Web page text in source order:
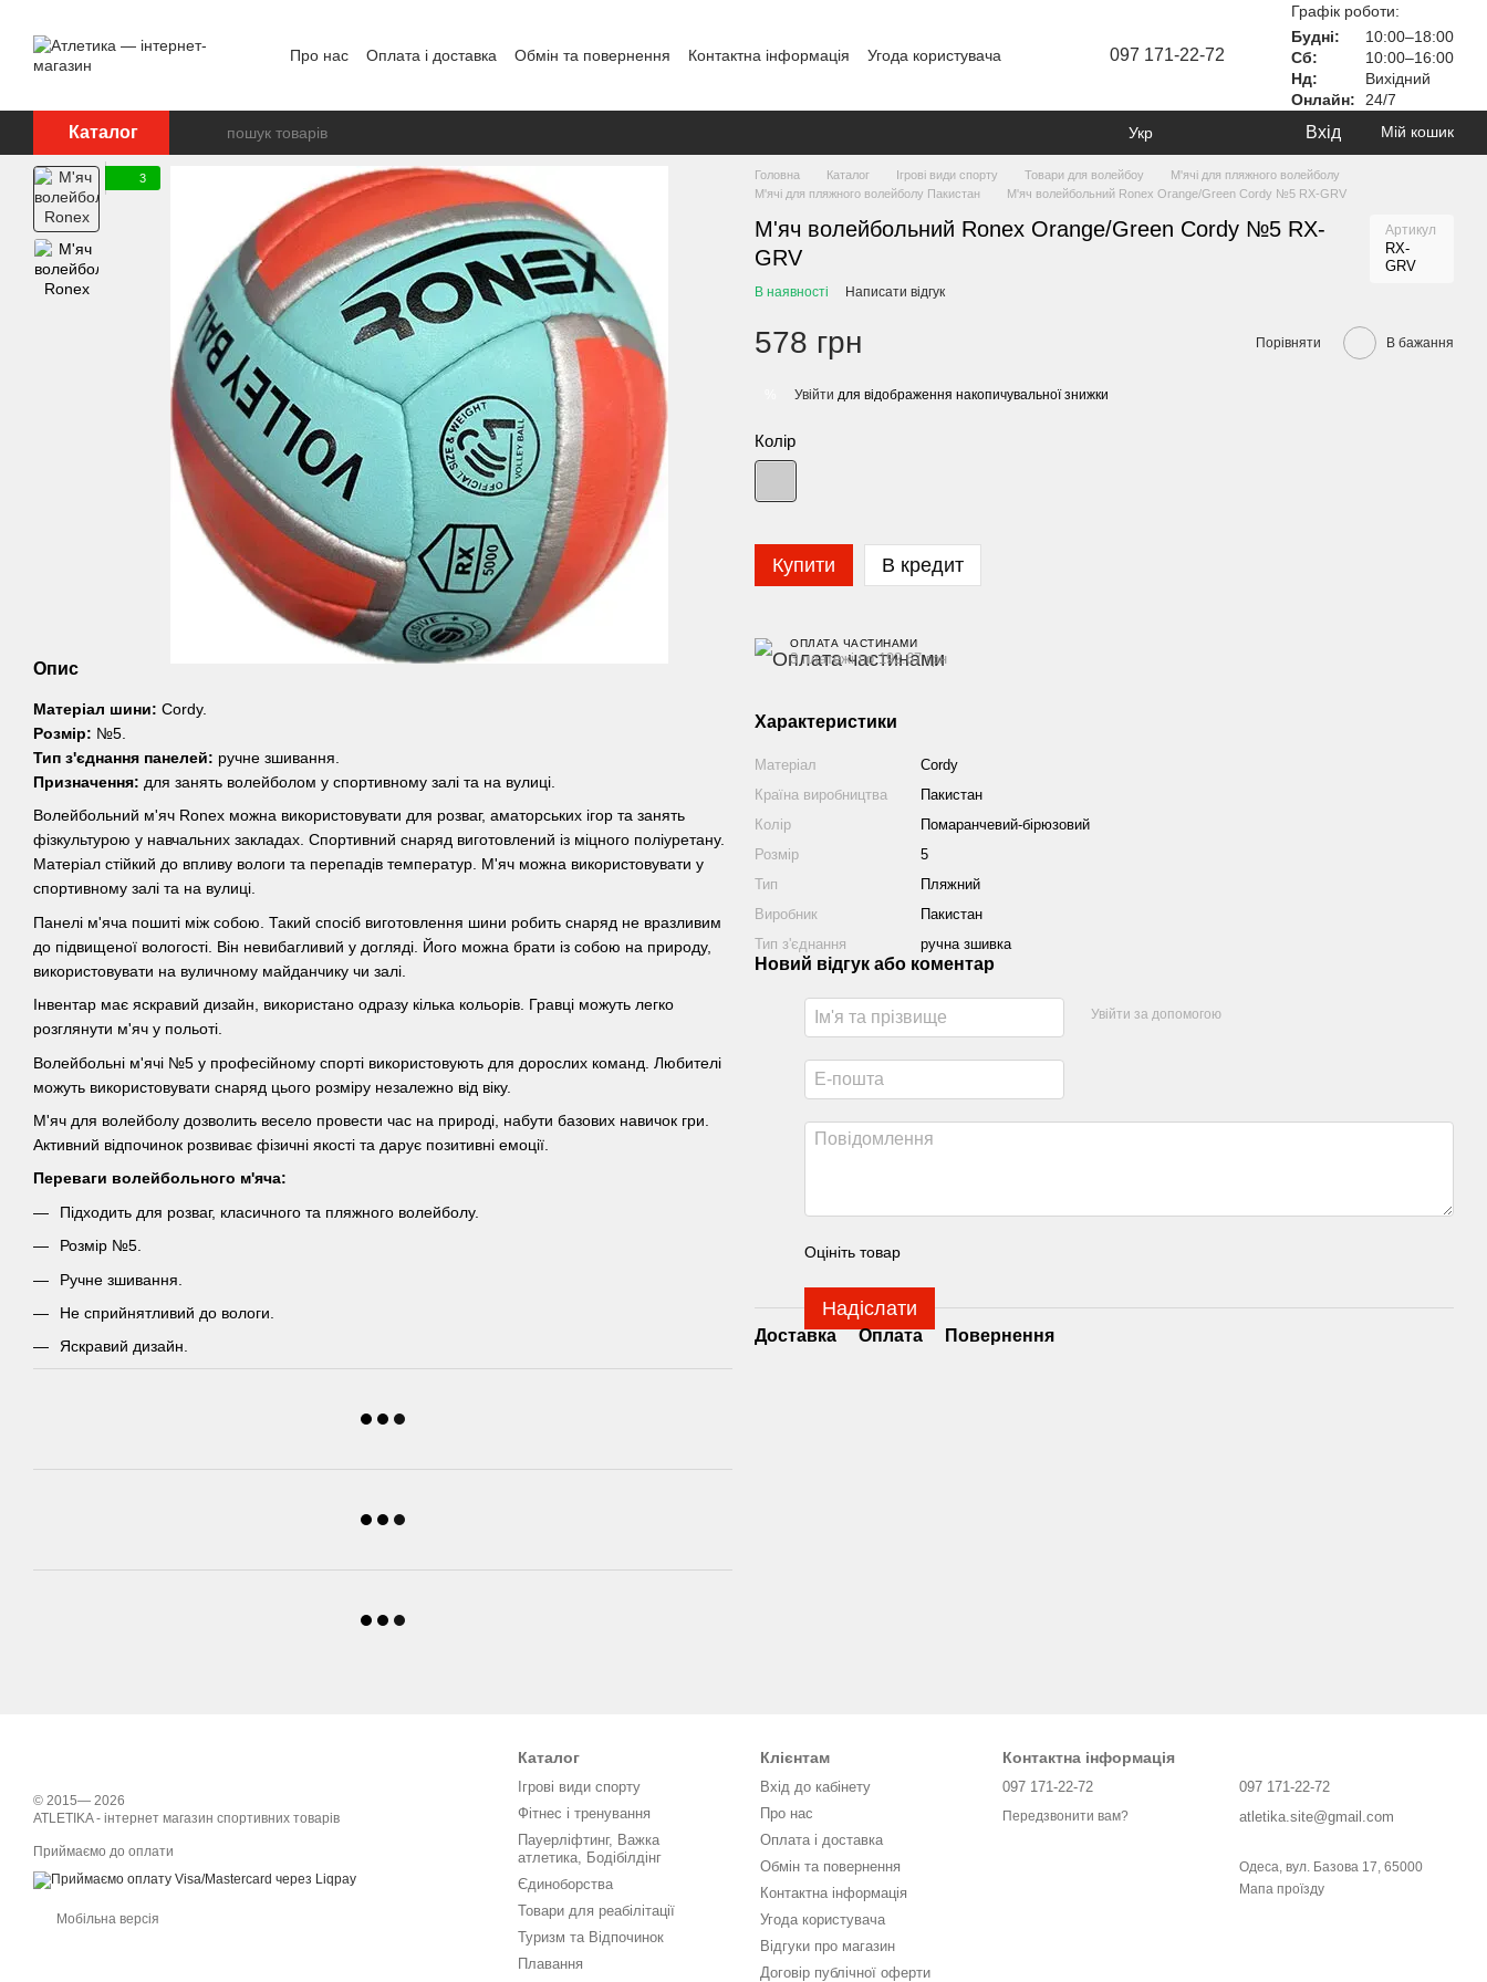
Про нас Оплата і доставка Обмін та повернення Контактна інформація
Угода користувача
097 171-22-72
Графік роботи:
Будні:
10:00–18:00
Сб:
10:00–16:00
Нд:
Вихідний
Онлайн:
24/7
Каталог Укр Вхід Мій кошик
3
Опис
Матеріал шини: Cordy.
Розмір: №5.
Тип з'єднання панелей: ручне зшивання.
Призначення: для занять волейболом у спортивному залі та на вулиці.
Волейбольний м'яч Ronex можна використовувати для розваг, аматорських ігор та занять
фізкультурою у навчальних закладах. Спортивний снаряд виготовлений із міцного поліуретану.
Матеріал стійкий до впливу вологи та перепадів температур. М'яч можна використовувати у
спортивному залі та на вулиці.
Панелі м'яча пошиті між собою. Такий спосіб виготовлення шини робить снаряд не вразливим
до підвищеної вологості. Він невибагливий у догляді. Його можна брати із собою на природу,
використовувати на вуличному майданчику чи залі.
Інвентар має яскравий дизайн, використано одразу кілька кольорів. Гравці можуть легко
розглянути м'яч у польоті.
Волейбольні м'ячі №5 у професійному спорті використовують для дорослих команд. Любителі
можуть використовувати снаряд цього розміру незалежно від віку.
М'яч для волейболу дозволить весело провести час на природі, набути базових навичок гри.
Активний відпочинок розвиває фізичні якості та дарує позитивні емоції.
Переваги волейбольного м'яча:
Підходить для розваг, класичного та пляжного волейболу.
Розмір №5.
Ручне зшивання.
Не сприйнятливий до вологи.
Яскравий дизайн.
Головна Каталог Ігрові види спорту Товари для волейбоу
М'ячі для пляжного волейболу
М'ячі для пляжного волейболу Пакистан
М'яч волейбольний Ronex Orange/Green Cordy №5 RX-GRV
М'яч волейбольний Ronex Orange/Green Cordy №5 RX-
GRV
Артикул
RX-
GRV
В наявності Написати відгук
578 грн Порівняти В бажання
Увійти для відображення накопичувальної знижки
Колір
Купити В кредит
ОПЛАТА ЧАСТИНАМИ
3 платежі по 192.67 грн
Характеристики
Матеріал
Cordy
Країна виробництва
Пакистан
Колір
Помаранчевий-бірюзовий
Розмір
5
Тип
Пляжний
Виробник
Пакистан
Тип з'єднання
ручна зшивка
Новий відгук або коментар
Увійти за допомогою
Оцініть товар
Надіслати
Доставка Оплата Повернення
© 2015— 2026
ATLETIKA - інтернет магазин спортивних товарів
Приймаємо до оплати
Мобільна версія
Каталог
Ігрові види спорту
Фітнес і тренування
Пауерліфтинг, Важка
атлетика, Бодібілдінг
Єдиноборства
Товари для реабілітації
Туризм та Відпочинок
Плавання
Клієнтам
Вхід до кабінету
Про нас
Оплата і доставка
Обмін та повернення
Контактна інформація
Угода користувача
Відгуки про магазин
Договір публічної оферти
Контактна інформація
097 171-22-72
Передзвонити вам?
097 171-22-72
atletika.site@gmail.com
Одеса, вул. Базова 17, 65000
Мапа проїзду